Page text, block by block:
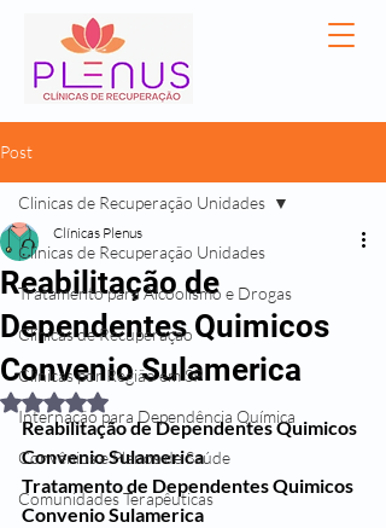
Post
Clinicas de Recuperação Unidades
Tratamento para Alcoolismo e Drogas
Clínicas de Recuperação
Clínicas por Região em SP
Internação para Dependência Química
Convênios e Planos de Saúde
Comunidades Terapêuticas
Clinicas de Recuperação Unidades
Reabilitação de
Dependentes Quimicos
Convenio Sulamerica
Clínicas Plenus
Avaliado com NaN de 5 estrelas.
Reabilitação de Dependentes Quimicos
Convenio Sulamerica
Tratamento de Dependentes Quimicos
Convenio Sulamerica